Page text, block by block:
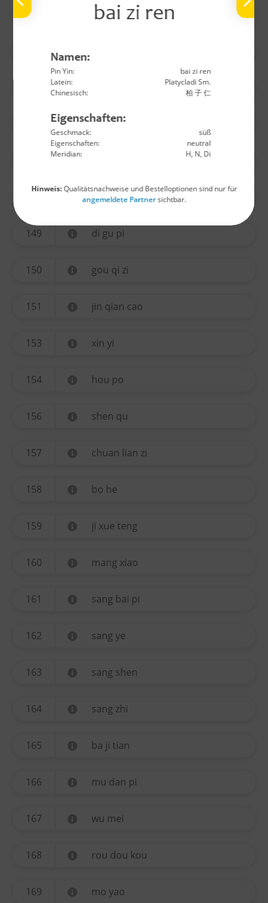
bai zi ren
Namen:
Pin Yin:
bai zi ren
Latein:
Platycladi Sm.
Chinesisch:
柏 子 仁
Eigenschaften:
Geschmack:
süß
Eigenschaften:
neutral
Meridian:
H, N, Di
Hinweis:Qualitätsnachweise und Bestelloptionen sind nur für
angemeldete Partnersichtbar.
140 wu yao
long yan rou
sang ji sheng
149 di gu pi
150 gou qi zi
151 jin qian cao
153 xin yi
154 hou po
156 shen qu
157 chuan lian zi
158 bo he
159 ji xue teng
160 mang xiao
161 sang bai pi
162 sang ye
163 sang shen
164 sang zhi
165 ba ji tian
166 mu dan pi
167 wu mei
168 rou dou kou
169 mo yao